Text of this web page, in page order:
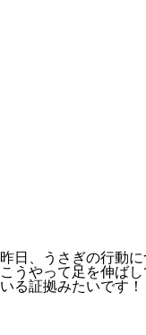
昨日、うさぎの行動
こうやって足を伸ば
いる証拠みたいです！